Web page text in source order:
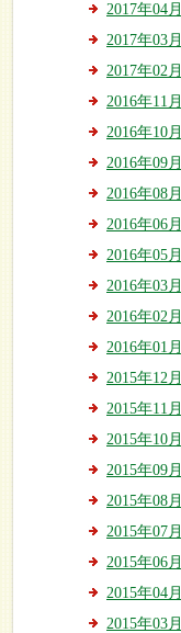
2017年04月
2017年03月
2017年02月
2016年11月
2016年10月
2016年09月
2016年08月
2016年06月
2016年05月
2016年03月
2016年02月
2016年01月
2015年12月
2015年11月
2015年10月
2015年09月
2015年08月
2015年07月
2015年06月
2015年04月
2015年03月